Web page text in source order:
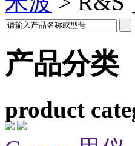
产品分类
product